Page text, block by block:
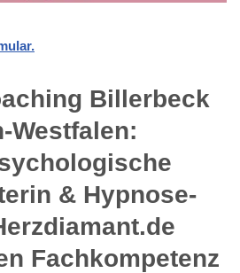
Billerbeck
Westfalen:
& Hypnose-
Fachkompetenz